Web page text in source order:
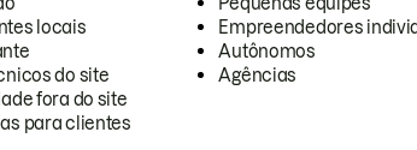
locais
do site
fora do site
para clientes
Empreendedores
Autônomos
Agências